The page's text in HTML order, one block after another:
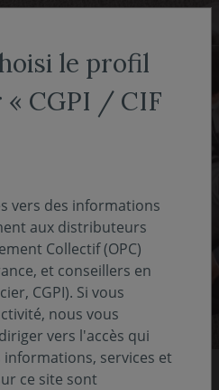
gestion de
de gestion de
les marques MAAF,
le profil
CGPI / CIF
vers des informations
aux distributeurs
Collectif (OPC)
et conseillers en
CGPI). Si vous
nous vous
vers l'accès qui
informations, services et
ce site sont